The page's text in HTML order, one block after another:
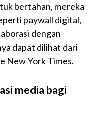
bertahan, mereka
paywall digital,
dengan
dapat dilihat dari
New York Times.
media bagi